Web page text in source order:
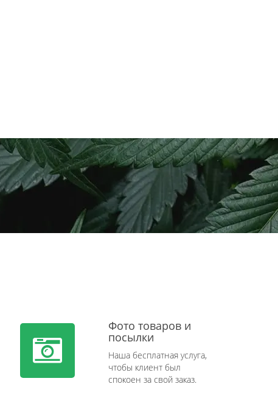
Фото товаров и
посылки
Наша бесплатная услуга,
чтобы клиент был
спокоен за свой заказ.